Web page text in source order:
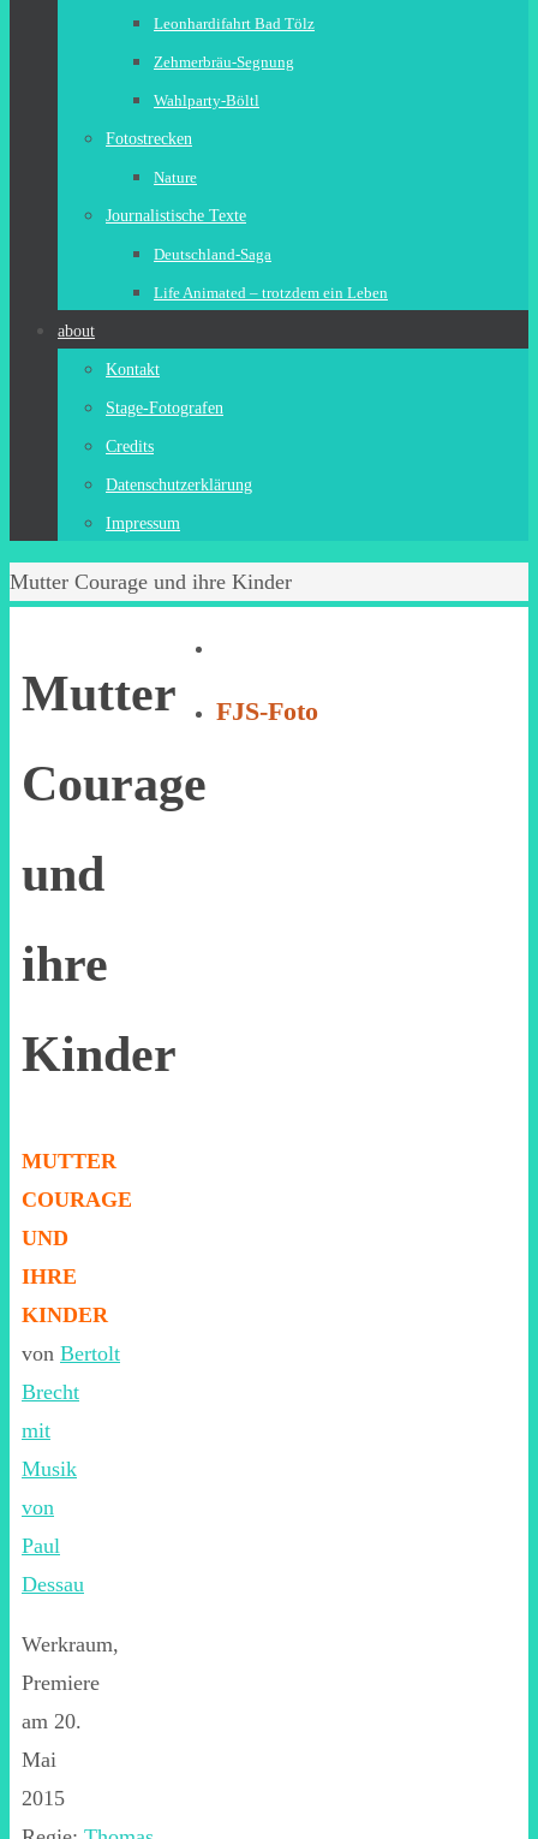
Leonhardifahrt Bad Tölz
Zehmerbräu-Segnung
Wahlparty-Böltl
Fotostrecken
Nature
Journalistische Texte
Deutschland-Saga
Life Animated – trotzdem ein Leben
about
Kontakt
Stage-Fotografen
Credits
Datenschutzerklärung
Impressum
Start
Mutter Courage und ihre Kinder
Mutter
Courage
und
ihre
Kinder
MUTTER
COURAGE
UND
IHRE
KINDER
von Bertolt
Brecht
mit
Musik
von
Paul
Dessau
Werkraum,
Premiere
am 20.
Mai
2015
FJS-Foto